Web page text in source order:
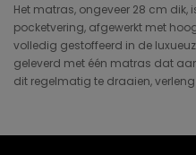
Het matras, ongeveer 28 cm dik,
pocketvering, afgewerkt met
volledig gestoffeerd in de
geleverd met één matras dat
dit regelmatig te draaien,